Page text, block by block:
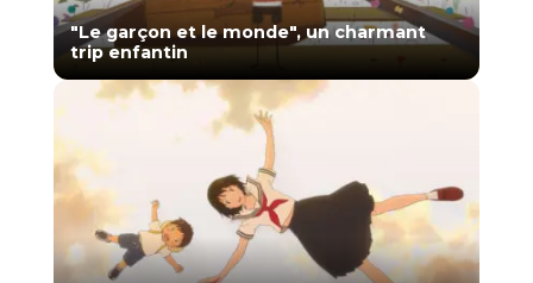
"Le garçon et le monde", un charmant
trip enfantin